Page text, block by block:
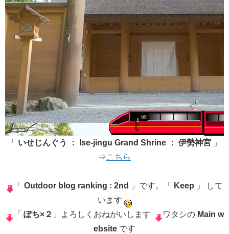
​「 いせじんぐう ： Ise-jingu Grand Shrine ： 伊勢神宮 」
⇒こちら
「 Outdoor blog ranking : 2nd 」です。「 Keep 」 して
います
「 ぽち×２ 」よろしくおねがいします ワタシの Main w
ebsite です